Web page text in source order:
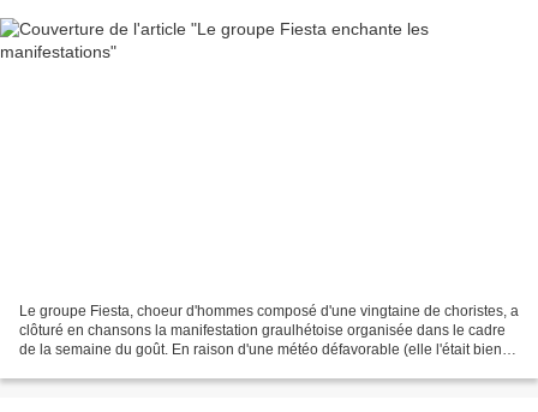
Le groupe Fiesta, choeur d'hommes composé d'une vingtaine de choristes, a
clôturé en chansons la manifestation graulhétoise organisée dans le cadre
de la semaine du goût. En raison d'une météo défavorable (elle l'était bien